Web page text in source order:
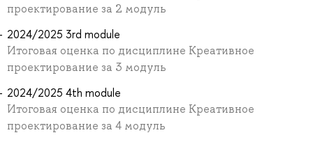
проектирование за 2 модуль
2024/2025 3rd module
Итоговая оценка по дисциплине Креативное
проектирование за 3 модуль
2024/2025 4th module
Итоговая оценка по дисциплине Креативное
проектирование за 4 модуль